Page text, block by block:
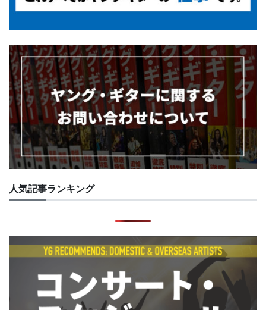
人気記事ランキング